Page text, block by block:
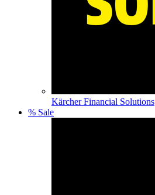
Kärcher Financial Solutions
% Sale